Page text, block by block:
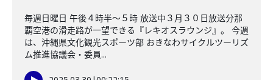
毎週日曜日 午後４時半～５時 放送中３月３０日放送分那
覇空港の滑走路が一望できる『レキオスラウンジ』。 今週
は、沖縄県文化観光スポーツ部 おきなわサイクルツーリズ
ム推進協議会・委員...